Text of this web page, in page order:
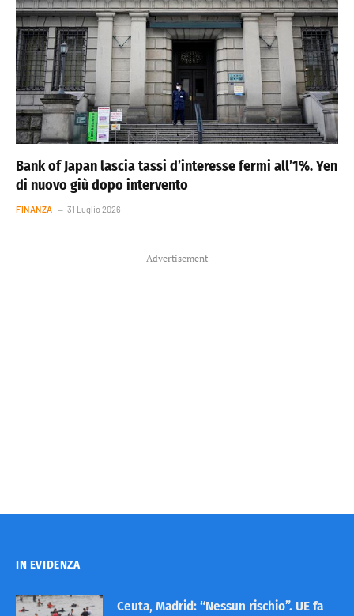
Bank of Japan lascia tassi d’interesse fermi all’1%. Yen
di nuovo giù dopo intervento
FINANZA 31 Luglio 2026
Advertisement
IN EVIDENZA
Ceuta, Madrid: “Nessun rischio”. UE fa